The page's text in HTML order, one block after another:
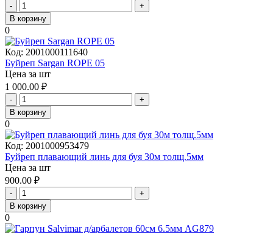
-
+
В корзину
0
Код: 2001000111640
Буйреп Sargan ROPE 05
Цена за шт
1 000.00 ₽
-
+
В корзину
0
Код: 2001000953479
Буйреп плавающий линь для буя 30м толщ.5мм
Цена за шт
900.00 ₽
-
+
В корзину
0